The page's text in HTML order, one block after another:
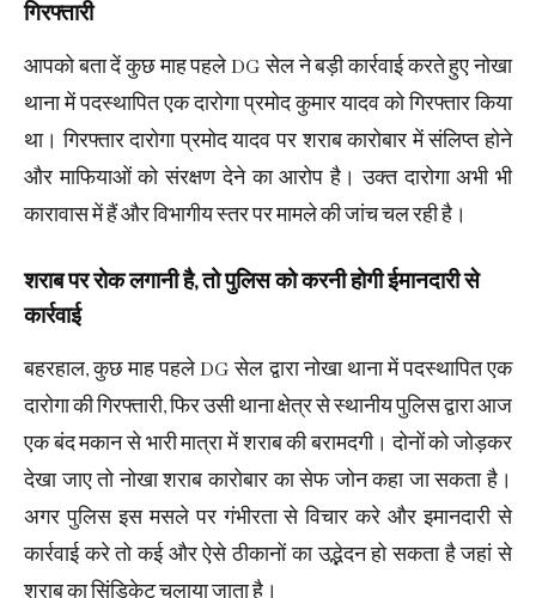
गिरफ्तारी
आपको बता दें कुछ माह पहले DG सेल ने बड़ी कार्रवाई करते हुए नोखा
थाना में पदस्थापित एक दारोगा प्रमोद कुमार यादव को गिरफ्तार किया
था। गिरफ्तार दारोगा प्रमोद यादव पर शराब कारोबार में संलिप्त होने
और माफियाओं को संरक्षण देने का आरोप है। उक्त दारोगा अभी भी
कारावास में हैं और विभागीय स्तर पर मामले की जांच चल रही है।
शराब पर रोक लगानी है, तो पुलिस को करनी होगी ईमानदारी से
कार्रवाई
बहरहाल, कुछ माह पहले DG सेल द्वारा नोखा थाना में पदस्थापित एक
दारोगा की गिरफ्तारी, फिर उसी थाना क्षेत्र से स्थानीय पुलिस द्वारा आज
एक बंद मकान से भारी मात्रा में शराब की बरामदगी। दोनों को जोड़कर
देखा जाए तो नोखा शराब कारोबार का सेफ जोन कहा जा सकता है।
अगर पुलिस इस मसले पर गंभीरता से विचार करे और इमानदारी से
कार्रवाई करे तो कई और ऐसे ठीकानों का उद्भेदन हो सकता है जहां से
शराब का सिंडिकेट चलाया जाता है।